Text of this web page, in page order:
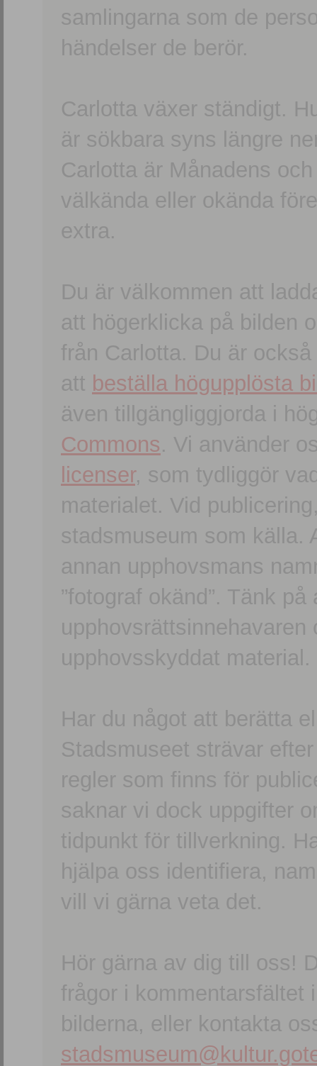
samlingarna som de
händelser de berör.
Carlotta växer ständigt.
är sökbara syns längre
Carlotta är Månadens
välkända eller okända
extra.
Du är välkommen att
att högerklicka på bilden
från Carlotta. Du är
att beställa högupplösta
även tillgängliggjorda i
Commons. Vi använder
licenser, som tydliggör
materialet. Vid
stadsmuseum som källa.
annan upphovsmans
”fotograf okänd”. Tänk
upphovsskyddat material.
Har du något att berätta
Stadsmuseet strävar
regler som finns för
saknar vi dock uppgifter
tidpunkt för tillverkning.
hjälpa oss identifiera,
vill vi gärna veta det.
Hör gärna av dig till oss!
frågor i kommentarsfältet
bilderna, eller kontakta